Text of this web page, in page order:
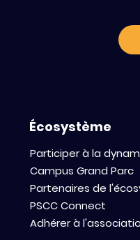
au cœur du
Cancer
Écosystème
Participer à la
Campus Grand Parc
Partenaires de
PSCC Connect
Adhérer à